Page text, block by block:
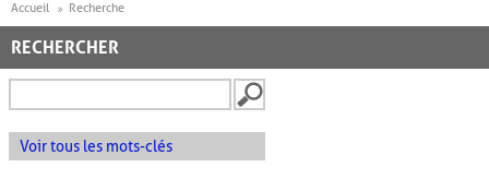
Accueil Recherche
RECHERCHER
Voir tous les mots-clés